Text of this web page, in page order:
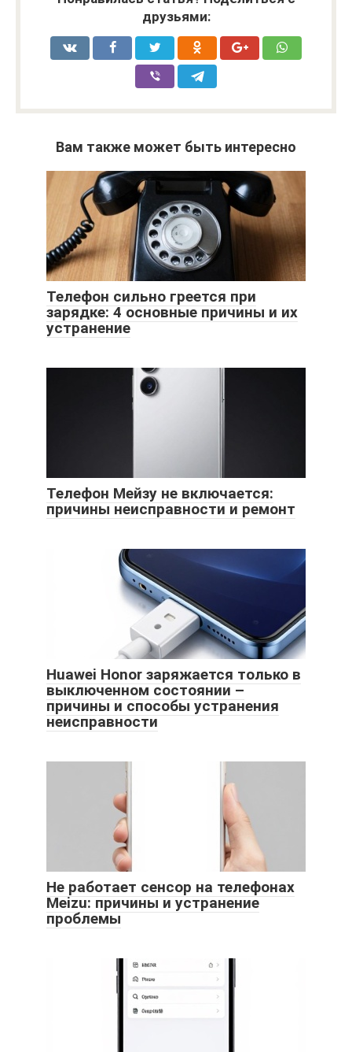
друзьями:
Вам также может быть интересно
Телефон сильно греется при
зарядке: 4 основные причины и их
устранение
Телефон Мейзу не включается:
причины неисправности и ремонт
Huawei Honor заряжается только в
выключенном состоянии –
причины и способы устранения
неисправности
Не работает сенсор на телефонах
Meizu: причины и устранение
проблемы